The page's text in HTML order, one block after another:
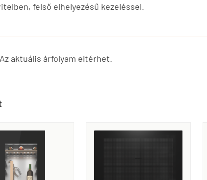
felső elhelyezésű kezeléssel.
aktuális árfolyam eltérhet.